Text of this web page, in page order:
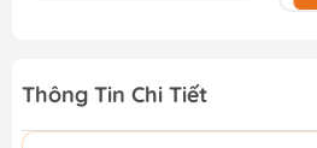
Thông Tin Chi Tiết